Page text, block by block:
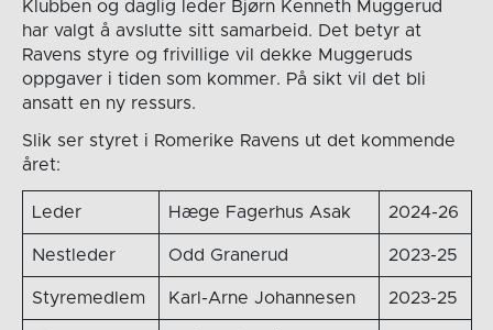
Klubben og daglig leder Bjørn Kenneth Muggerud
har valgt å avslutte sitt samarbeid. Det betyr at
Ravens styre og frivillige vil dekke Muggeruds
oppgaver i tiden som kommer. På sikt vil det bli
ansatt en ny ressurs.
Slik ser styret i Romerike Ravens ut det kommende
året:
Leder Hæge Fagerhus Asak 2024-26
Nestleder Odd Granerud 2023-25
Styremedlem Karl-Arne Johannesen 2023-25